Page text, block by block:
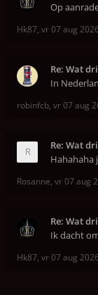
Op
Hk87, vr 07 aug
Re: Wat
In
robinfcb, vr 07 aug
Re: Wat
Hahahaha
Rosanne, vr 07 aug
Re: Wat
Ik dacht
Hk87, vr 07 aug